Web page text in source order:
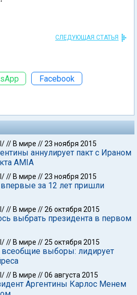
СЛЕДУЮЩАЯ СТАТЬЯ
Facebook
// В мире //23 ноября 2015
аннулирует пакт с Ираном
AMIA
// В мире //23 ноября 2015
за 12 лет пришли
// В мире //26 октября 2015
выбрать президента в первом
// В мире //25 октября 2015
всеобщие выборы: лидирует
// В мире //06 августа 2015
Аргентины Карлос Менем